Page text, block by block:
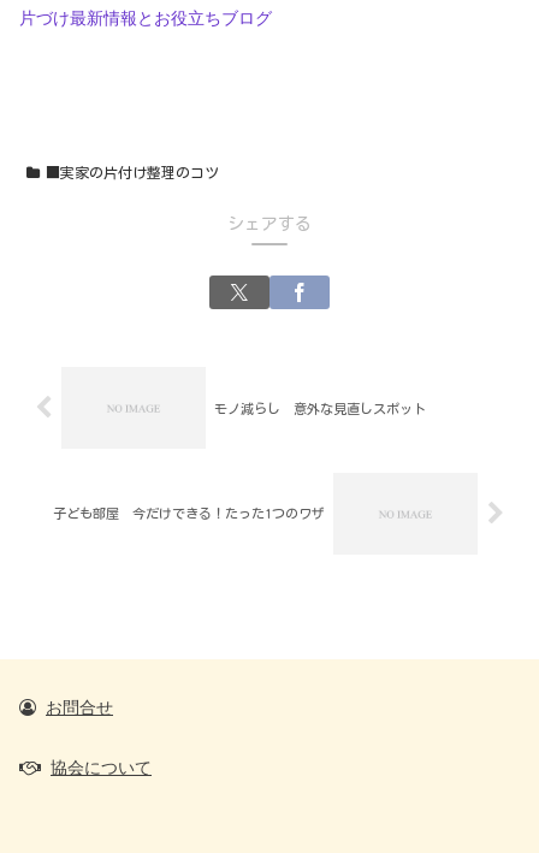
片づけ最新情報とお役立ちブログ
■実家の片付け整理のコツ
シェアする
モノ減らし 意外な見直しスポット
子ども部屋 今だけできる！たった1つのワザ
お問合せ
協会について